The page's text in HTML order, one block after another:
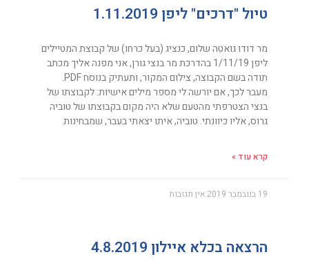
טיול "דרכים" ליפן 1.11.2019
מר דודו גואטה שלום, כנציג (בעל כרחו) של קבוצת המטיילים
ליפן 1/11/19 בהדרכת מר בנצי גורן, אני מפנה אליך מכתב
תודה בשם הקבוצה, צילום המקור, ותעתיק בנוסח PDF.
מעבר לכך, אם יורשה לי מספר מילים אישיות: לקבוצתו של
בנצי הצטרפתי מהטעם שלא היה מקום בקבוצתו של טוביה
גרוס, אליו כיוונתי. טוביה, איתו יצאתי בעבר, שמבחינות
קרא עוד »
19 בנובמבר 2019 אין תגובות
הרצאה בכלא איילון 4.8.2019